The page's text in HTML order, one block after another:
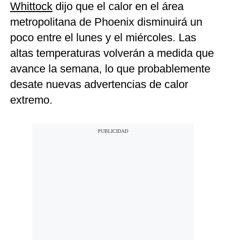
Whittock dijo que el calor en el área
metropolitana de Phoenix disminuirá un
poco entre el lunes y el miércoles. Las
altas temperaturas volverán a medida que
avance la semana, lo que probablemente
desate nuevas advertencias de calor
extremo.